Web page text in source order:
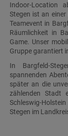
Indoor-Location
Stegen ist an
Teamevent in
Räumlichkeit in
Game. Unser
Gruppe garantiert
In Bargfeld-
spannenden
später an die
zählenden Stadt
Schleswig-
Stegen im